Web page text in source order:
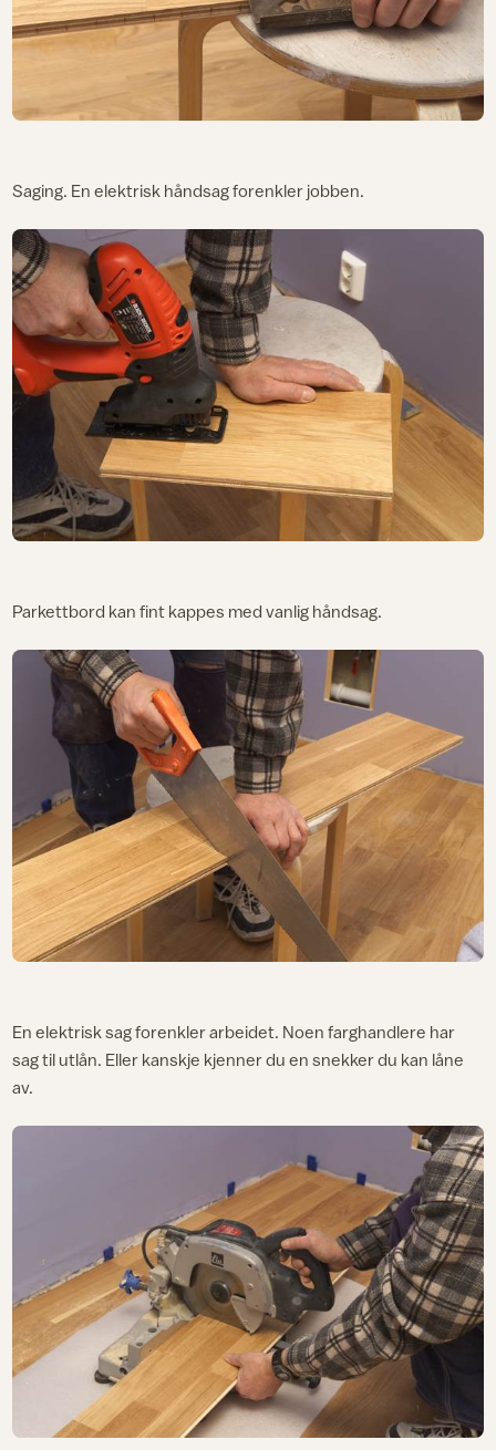
Saging. En elektrisk håndsag forenkler jobben.
Parkettbord kan fint kappes med vanlig håndsag.
En elektrisk sag forenkler arbeidet. Noen farghandlere har
sag til utlån. Eller kanskje kjenner du en snekker du kan låne
av.